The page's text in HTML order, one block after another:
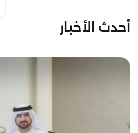
أحدث الأخبار